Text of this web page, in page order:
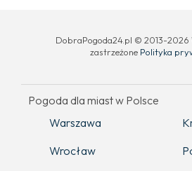
DobraPogoda24.pl © 2013-2026
zastrzeżone Polityka
Pogoda dla miast w Polsce
Warszawa
Wrocław